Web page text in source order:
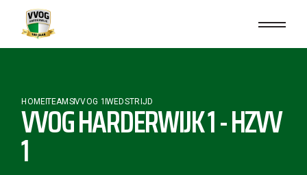
HOMETEAMSVVOG 1 WEDSTRIJD
VVOG HARDERWIJK 1 - HZVV
1